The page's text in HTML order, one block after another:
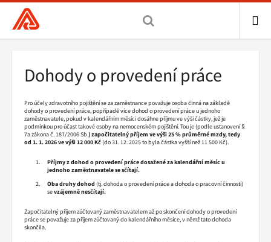
Všeobecná
zdravotní
hlavní
Drobečková
navigace
Dohody o provedení práce
Pro účely zdravotního pojištění se za zaměstnance považuje osoba činná na základě
dohody o provedení práce, popřípadě více dohod o provedení práce u jednoho
zaměstnavatele, pokud v kalendářním měsíci dosáhne příjmu ve výši částky, jež je
podmínkou pro účast takové osoby na nemocenském pojištění. Tou je (podle ustanovení §
7a zákona č. 187/2006 Sb.) započitatelný příjem ve výši 25 % průměrné mzdy, tedy
od 1. 1. 2026 ve výši 12 000 Kč(do 31. 12. 2025 to byla částka vyšší než 11 500 Kč).
Příjmy z dohod o provedení práce dosažené za kalendářní měsíc u
jednoho zaměstnavatele se sčítají.
Oba druhy dohod (tj. dohoda o provedení práce a dohoda o pracovní činnosti)
sevzájemně nesčítají.
Započitatelný příjem zúčtovaný zaměstnavatelem až po skončení dohody o provedení
práce se považuje za příjem zúčtovaný do kalendářního měsíce, v němž tato dohoda
skončila.